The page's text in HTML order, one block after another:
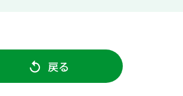
戻る